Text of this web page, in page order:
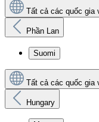
Tất cả các quốc gia
Phần Lan
Suomi
Tất cả các quốc gia
Hungary